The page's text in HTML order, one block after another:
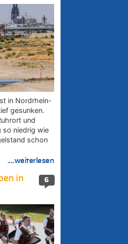
in Nordrhein-
gesunken.
und
so niedrig wie
schon
....weiterlesen
6
in